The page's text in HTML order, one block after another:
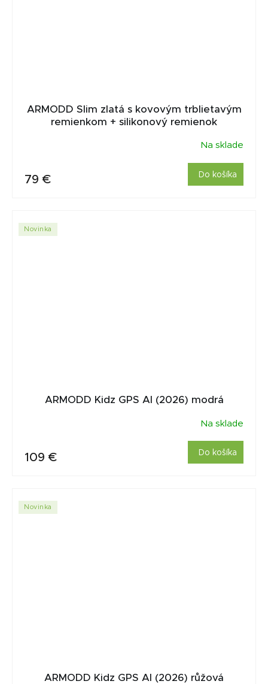
ARMODD Slim zlatá s kovovým trblietavým
remienkom + silikonový remienok
Na sklade
79 € Do košíka
Novinka
ARMODD Kidz GPS AI (2026) modrá
Na sklade
109 € Do košíka
Novinka
ARMODD Kidz GPS AI (2026) růžová